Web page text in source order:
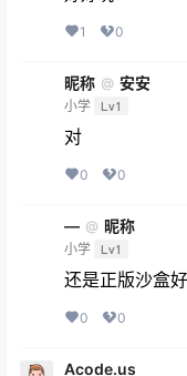
1 0
昵称 @ 安安
小学 Lv1
对
0 0
— @ 昵称
小学 Lv1
还是正版沙盒
0 0
Acode.us